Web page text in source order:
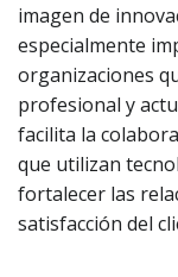
imagen de
especialmente
organizaciones
profesional y
facilita la
que utilizan
fortalecer las
satisfacción del